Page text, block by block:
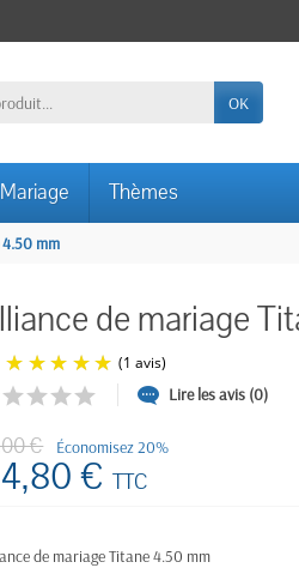
OK
Thèmes
mm
de mariage
Lire les avis (0)
€ Économisez 20%
€TTC
de mariage Titane 4.50 mm